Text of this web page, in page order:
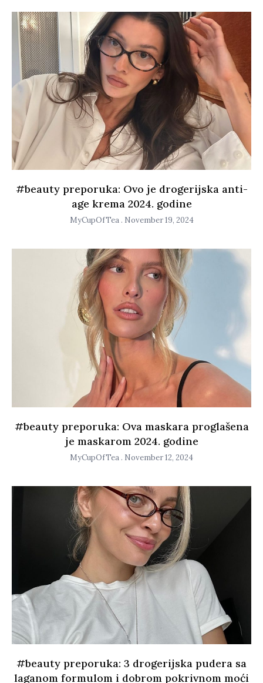
#beauty preporuka: Ovo je drogerijska anti-
age krema 2024. godine
MyCupOfTea November 19, 2024
#beauty preporuka: Ova maskara proglašena
je maskarom 2024. godine
MyCupOfTea November 12, 2024
#beauty preporuka: 3 drogerijska pudera sa
laganom formulom i dobrom pokrivnom moći